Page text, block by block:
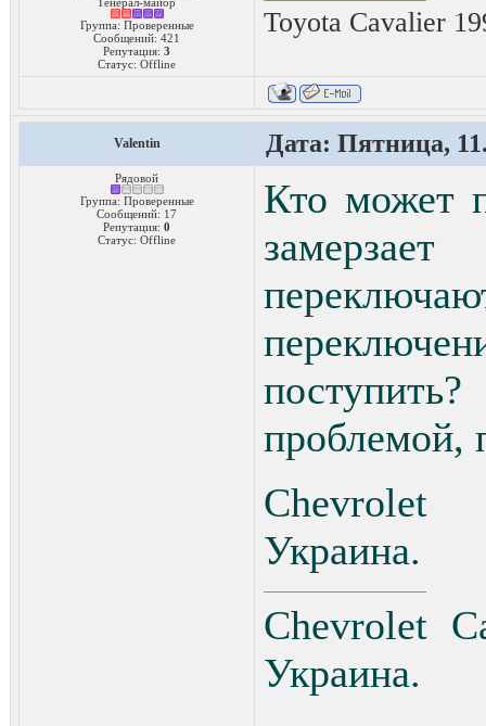
Группа: Проверенные
Сообщений: 421
Репутация: 3
Статус: Offline
Toyota Cavalier
Valentin Дата: Пятница,
Рядовой
Группа: Проверенные
Сообщений: 17
Репутация: 0
Статус: Offline
Кто может
проблемой,
Chevrolet
Украина.
Chevrolet
Украина.